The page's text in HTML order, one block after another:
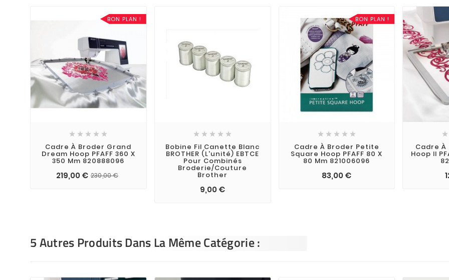
BON PLAN !
    
Cadre À Broder Grand
Dream Hoop PFAFF 360 X
350 Mm 820888096
219,00 € 230,00 €
    
Bobine Fil Canette Blanc
BROTHER (l'unité) EBTCE
Pour Combinés
Broderie/couture
Brother
9,00 €
BON PLAN !
    
Cadre À Broder Petite
Square Hoop PFAFF 80 X
80 Mm 821006096
83,00 €

Cadre À
Hoop II
5 Autres Produits Dans La Même Catégorie :